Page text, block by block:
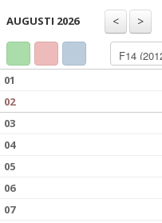
NYHETER
MATCHER
TRUPPEN
BILDGALLERI
DOKUMENT
AUGUSTI 2026
01
02
03
04
05
06
07